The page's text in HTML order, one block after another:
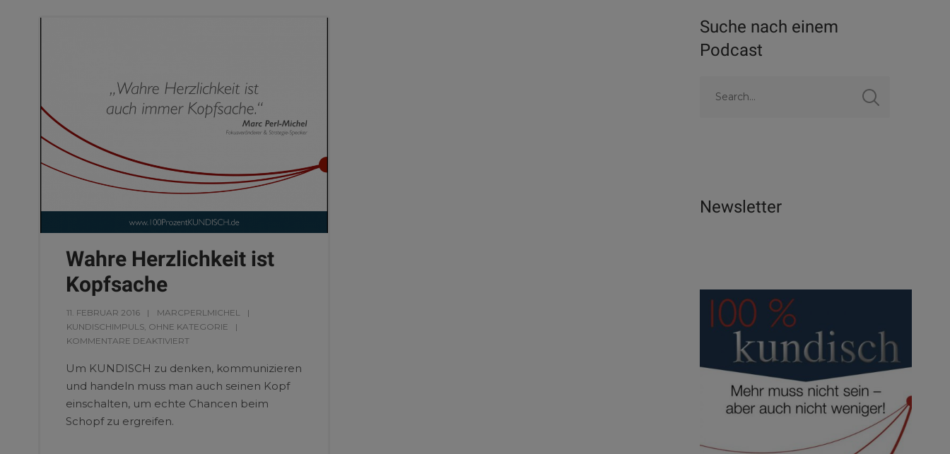
Wahre Herzlichkeit ist
Kopfsache
11. FEBRUAR 2016
MARCPERLMICHEL
KUNDISCHIMPULS, OHNE KATEGORIE
KOMMENTARE DEAKTIVIERT
Um KUNDISCH zu denken, kommunizieren
und handeln muss man auch seinen Kopf
einschalten, um echte Chancen beim
Schopf zu ergreifen.
Suche nach einem
Podcast
Newsletter